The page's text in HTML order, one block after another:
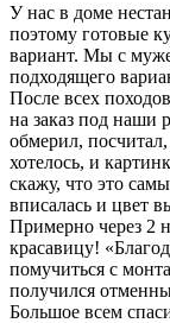
У нас в доме
поэтому готовые
вариант. Мы с
подходящего
После всех
на заказ под наши
обмерил,
хотелось, и
скажу, что это
вписалась и цвет
Примерно через 2
красавицу!
помучиться с
получился
Большое всем